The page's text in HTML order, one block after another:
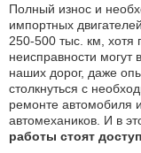
Полный износ и
импортных
250-500 тыс. км, хотя
неисправности могут
наших дорог, даже
столкнуться с
ремонте автомобиля
автомехаников. И в
работы стоят